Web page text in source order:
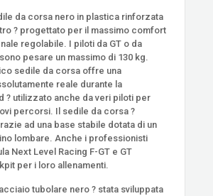
da corsa nero in plastica rinforzata
? progettato per il massimo comfort
regolabile. I piloti da GT o da
pesare un massimo di 130 kg.
sedile da corsa offre una
reale durante la
? utilizzato anche da veri piloti per
percorsi. Il sedile da corsa ?
ad una base stabile dotata di un
lombare. Anche i professionisti
Next Level Racing F-GT e GT
per i loro allenamenti.
tubolare nero ? stata sviluppata